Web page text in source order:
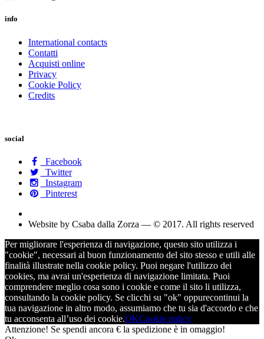
info
International contacts
Contatti
Acquisti online
Privacy
Cookie Policy
Credits
social
Facebook
Twitter
Instagram
Pinterest
Website by Csaba dalla Zorza — © 2017. All rights reserved
Per migliorare l'esperienza di navigazione, questo sito utilizza i
"cookie", necessari al buon funzionamento del sito stesso e utili alle
finalità illustrate nella cookie policy. Puoi negare l'utilizzo dei
cookies, ma avrai un'esperienza di navigazione limitata. Puoi
comprendere meglio cosa sono i cookie e come il sito li utilizza,
consultando la cookie policy. Se clicchi su "ok" oppurecontinui la
tua navigazione in altro modo, assumiamo che tu sia d'accordo e che
tu acconsenta all’uso dei cookie.OKCookie policy
Attenzione! Se spendi ancora € la spedizione è in omaggio!